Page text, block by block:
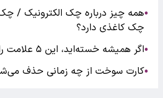
●همه چیز درباره چک الکترونیک /
چک کاغذی دارد؟
●اگر همیشه خسته‌اید، این ۵ علامت را جدی بگیرید
●کارت سوخت از چه زمانی حذف